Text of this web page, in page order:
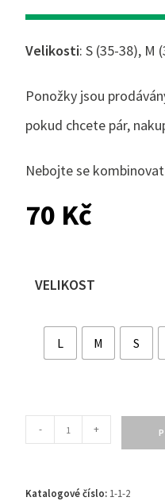
Velikosti: S (35-38), M
Ponožky jsou
pokud chcete pár,
Nebojte se
70 Kč
VELIKOST
L M S
- +
Katalogové číslo: 1-1-2